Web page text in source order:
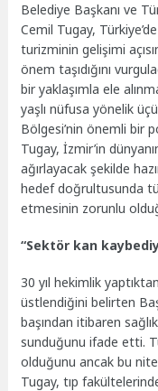
Belediye Başkanı ve
Cemil Tugay,
turizminin gelişimi
önem taşıdığını
bir yaklaşımla ele
yaşlı nüfusa yönelik
Bölgesi’nin önemli bir
Tugay, İzmir’in
ağırlayacak şekilde
hedef doğrultusunda
etmesinin zorunlu
“Sektör kan
30 yıl hekimlik
üstlendiğini belirten
başından itibaren
sunduğunu ifade etti.
olduğunu ancak bu
Tugay, tıp